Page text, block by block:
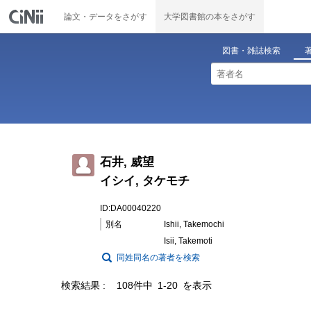
論文・データをさがす 大学図書館の本をさがす
図書・雑誌検索
石井, 威望
イシイ, タケモチ
ID:DA00040220
別名
Ishii, Takemochi
Isii, Takemoti
同姓同名の著者を検索
検索結果 108件中 1-20 を表示